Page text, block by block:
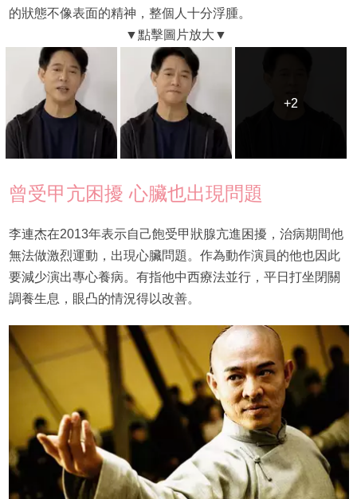
的狀態不像表面的精神，整個人十分浮腫。
+2
+2
曾受甲亢困擾 心臟也出現問題
李連杰在2013年表示自己飽受甲狀腺亢進困擾，治病期間他
無法做激烈運動，出現心臟問題。作為動作演員的他也因此
要減少演出專心養病。有指他中西療法並行，平日打坐閉關
調養生息，眼凸的情況得以改善。